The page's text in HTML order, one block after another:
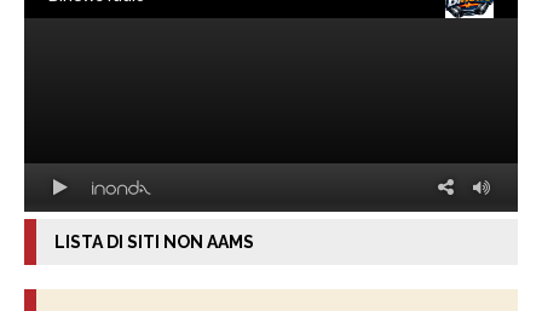
LISTA DI SITI NON AAMS